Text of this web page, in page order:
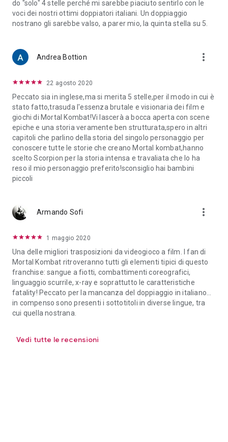
do "solo" 4 stelle perché mi sarebbe piaciuto sentirlo con le
voci dei nostri ottimi doppiatori italiani. Un doppiaggio
nostrano gli sarebbe valso, a parer mio, la quinta stella su 5.
Andrea Bottion more_vert
22 agosto 2020
Peccato sia in inglese,ma si merita 5 stelle,per il modo in cui è
stato fatto,trasuda l'essenza brutale e visionaria dei film e
giochi di Mortal Kombat!Vi lascerà a bocca aperta con scene
epiche e una storia veramente ben strutturata,spero in altri
capitoli che parlino della storia del singolo personaggio per
conoscere tutte le storie che creano Mortal kombat,hanno
scelto Scorpion per la storia intensa e travaliata che lo ha
reso il mio personaggio preferito!sconsiglio hai bambini
piccoli
Armando Sofi more_vert
1 maggio 2020
Una delle migliori trasposizioni da videogioco a film. I fan di
Mortal Kombat ritroveranno tutti gli elementi tipici di questo
franchise: sangue a fiotti, combattimenti coreografici,
linguaggio scurrile, x-ray e soprattutto le caratteristiche
fatality! Peccato per la mancanza del doppiaggio in italiano...
in compenso sono presenti i sottotitoli in diverse lingue, tra
cui quella nostrana.
Vedi tutte le recensioni